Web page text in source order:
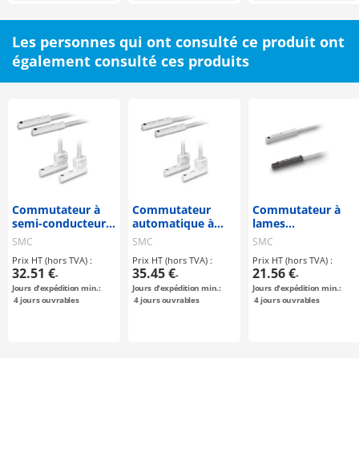
Les personnes qui ont consulté ce produit ont
également consulté ces produits
Commutateur à
semi-conducteurs
automatique, type
montage direct, D-
M9N (V) / D-M9P
(V) / D-M9B (V)
SMC
Prix HT (hors TVA) :
32.51 €-
Jours d'expédition min.:
4jours ouvrables
Commutateur
automatique à
semi-conducteurs
de type indication
bicolore, type
montage direct, D-
M9NW (V) / D-
M9PW (V) / D-
SMC
Prix HT (hors TVA) :
35.45 €-
Jours d'expédition min.:
4jours ouvrables
Commutateur à
lames
automatique, type
montage direct, D-
A90 (V) / D-A93 (V)
/ D-A96 (V)
SMC
Prix HT (hors TVA) :
21.56 €-
Jours d'expédition min.:
4jours ouvrables